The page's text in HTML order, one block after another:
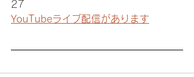
27
YouTubeライブ配信があります